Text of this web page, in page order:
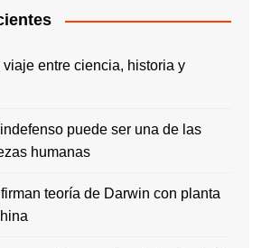
viaje entre ciencia, historia y
puede ser una de las
humanas
teoría de Darwin con planta